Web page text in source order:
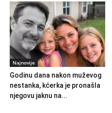
Najnovije
Godinu dana nakon muževog
nestanka, kćerka je pronašla
njegovu jaknu na...